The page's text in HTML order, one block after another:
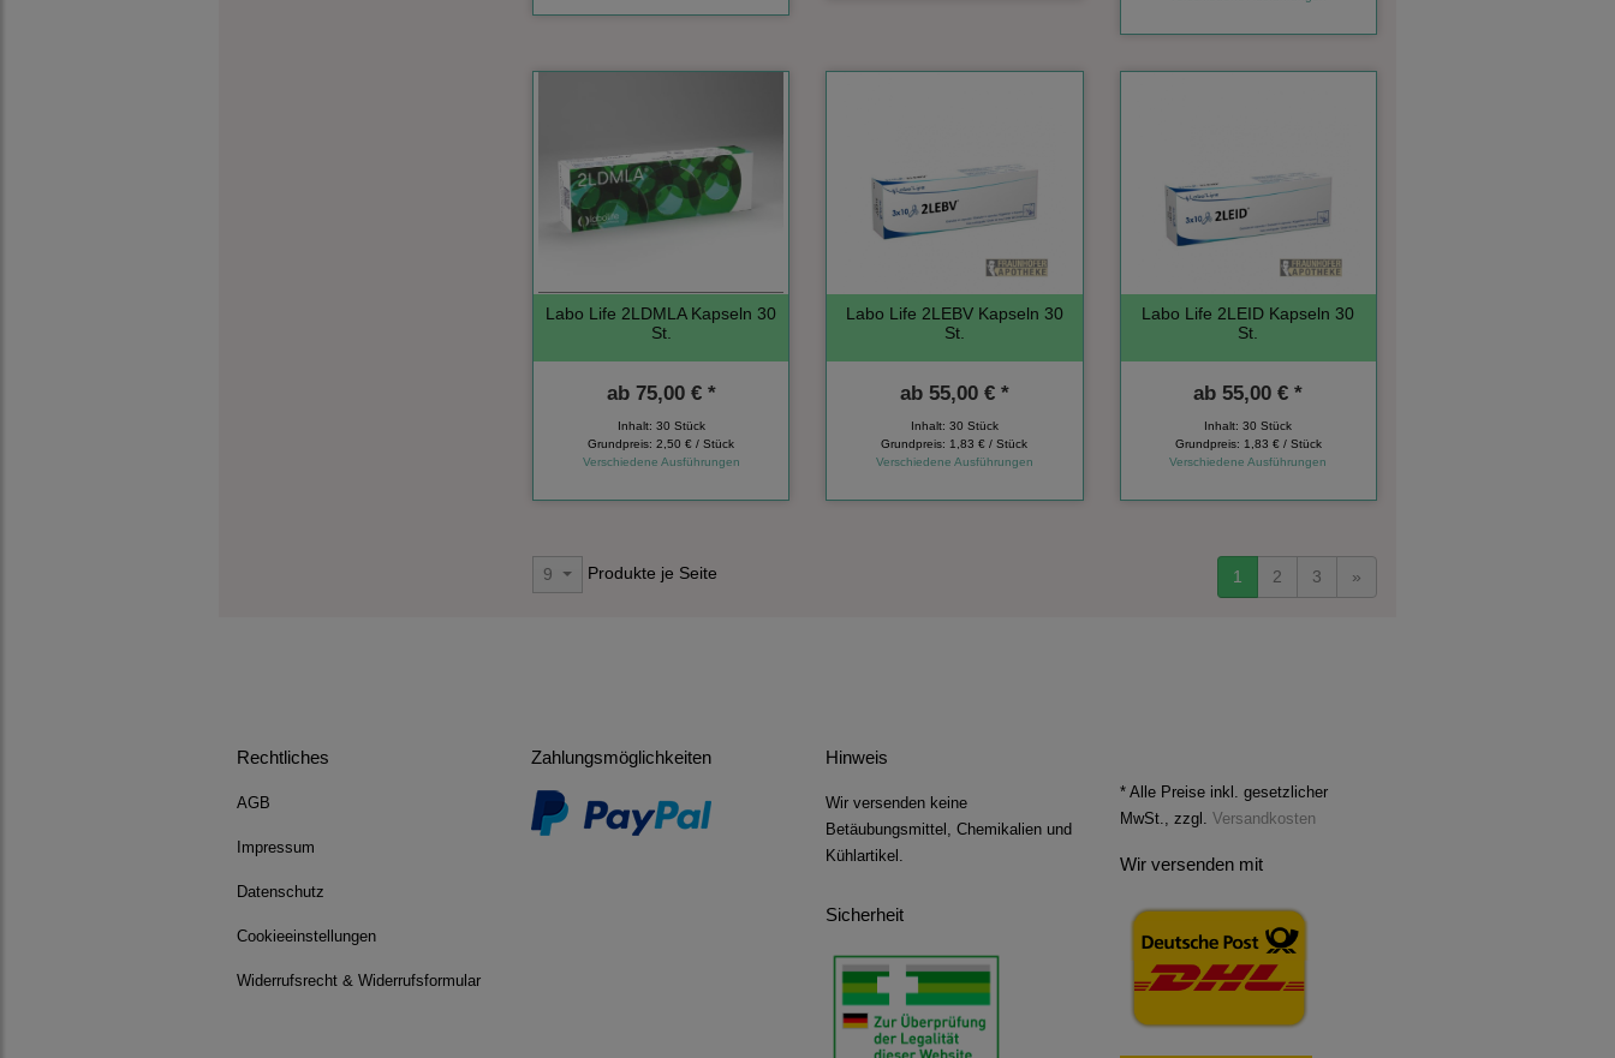
Labo Life 2LDMLA Kapseln 30
St.
ab75,00 € *
Inhalt: 30 Stück
Grundpreis:2,50 € / Stück
Verschiedene Ausführungen
Labo Life 2LEBV Kapseln 30
St.
ab55,00 € *
Inhalt: 30 Stück
Grundpreis: 1,83 € / Stück
Verschiedene Ausführungen
Labo Life 2LEID Kapseln 30
St.
ab 55,00 € *
Inhalt: 30 Stück
Grundpreis: 1,83 € / Stück
Verschiedene Ausführungen
9 Produkte je Seite 1 2 3 »
Rechtliches
AGB
Impressum
Datenschutz
Cookieeinstellungen
Widerrufsrecht & Widerrufsformular
Zahlungsmöglichkeiten Hinweis
Wir versenden keine
Betäubungsmittel, Chemikalien und
Kühlartikel.
Sicherheit
* Alle Preise inkl. gesetzlicher
MwSt., zzgl. Versandkosten
Wir versenden mit